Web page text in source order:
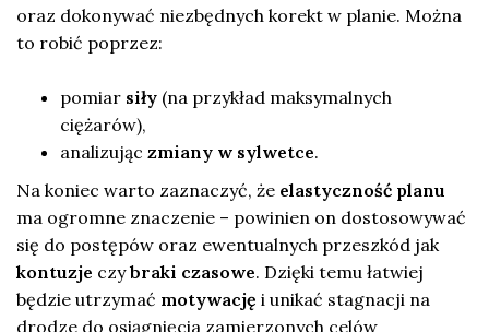
oraz dokonywać niezbędnych korekt w planie. Można
to robić poprzez:
pomiar siły (na przykład maksymalnych
ciężarów),
analizując zmiany w sylwetce.
Na koniec warto zaznaczyć, że elastyczność planu
ma ogromne znaczenie – powinien on dostosowywać
się do postępów oraz ewentualnych przeszkód jak
kontuzje czybraki czasowe. Dzięki temu łatwiej
będzie utrzymać motywację i unikać stagnacji na
drodze do osiągnięcia zamierzonych celów